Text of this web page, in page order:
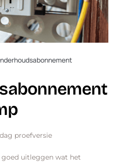
proefversie
goed uitleggen wat het